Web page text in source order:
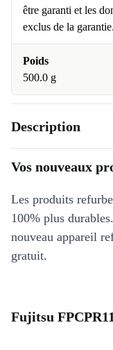
être garanti et les
exclus de la garantie.
Poids
500.0 g
Description
Vos nouveaux
Les produits
100% plus
nouveau appareil
gratuit.
Fujitsu